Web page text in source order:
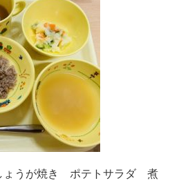
うが焼き ポテトサラダ 煮